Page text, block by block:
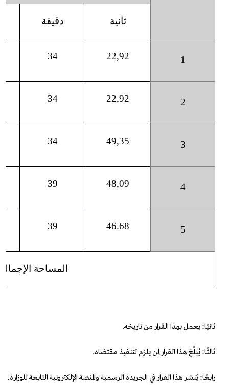
ثانية دقيقة
1
22,92
34
2
22,92
34
3
49,35
34
4
48,09
39
5
46.68
39
المساحة
ثانيًا: يعمل بهذا القرار من تاريخه.
ثالثًا: يُبلَّغ هذا القرار لمن يلزم لتنفيذ مقتضاه.
رابعًا: يُنشر هذا القرار في الجريدة الرسمية والمنصة الإلكترونية التابعة للوزارة.